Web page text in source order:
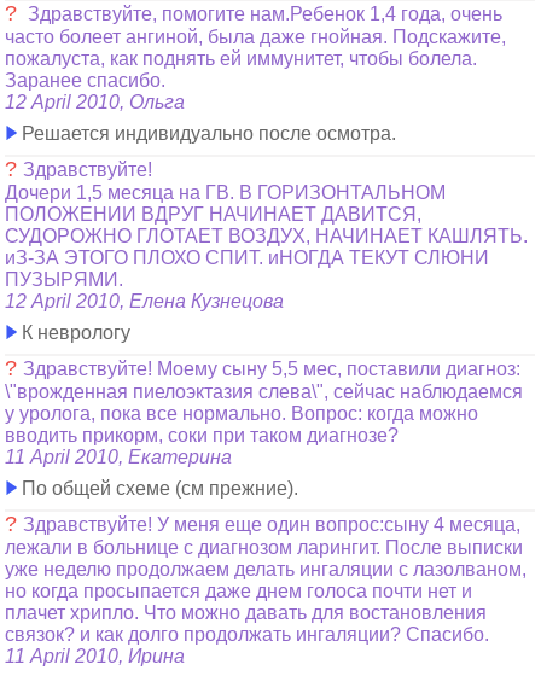
? Здравствуйте, помогите нам.Ребенок 1,4 года, очень
часто болеет ангиной, была даже гнойная. Подскажите,
пожалуста, как поднять ей иммунитет, чтобы болела.
Заранее спасибо.
12 April 2010, Ольга
Решается индивидуально после осмотра.
? Здравствуйте!
Дочери 1,5 месяца на ГВ. В ГОРИЗОНТАЛЬНОМ
ПОЛОЖЕНИИ ВДРУГ НАЧИНАЕТ ДАВИТСЯ,
СУДОРОЖНО ГЛОТАЕТ ВОЗДУХ, НАЧИНАЕТ КАШЛЯТЬ.
иЗ-ЗА ЭТОГО ПЛОХО СПИТ. иНОГДА ТЕКУТ СЛЮНИ
ПУЗЫРЯМИ.
12 April 2010, Елена Кузнецова
К неврологу
? Здравствуйте! Моему сыну 5,5 мес, поставили диагноз:
\"врожденная пиелоэктазия слева\", сейчас наблюдаемся
у уролога, пока все нормально. Вопрос: когда можно
вводить прикорм, соки при таком диагнозе?
11 April 2010, Екатерина
По общей схеме (см прежние).
? Здравствуйте! У меня еще один вопрос:сыну 4 месяца,
лежали в больнице с диагнозом ларингит. После выписки
уже неделю продолжаем делать ингаляции с лазолваном,
но когда просыпается даже днем голоса почти нет и
плачет хрипло. Что можно давать для востановления
связок? и как долго продолжать ингаляции? Спасибо.
11 April 2010, Ирина